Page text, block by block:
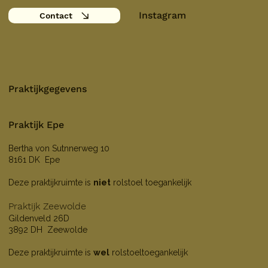
Instagram
Contact
Praktijkgegevens
Praktijk Epe
Bertha von Sutnnerweg 10
8161 DK Epe
Deze praktijkruimte is nietrolstoel toegankelijk
Praktijk Zeewolde
Gildenveld 26D
3892 DH Zeewolde
Deze praktijkruimte is welrolstoeltoegankelijk